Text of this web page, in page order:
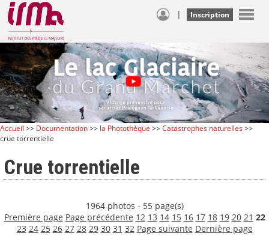
| Inscription
Accueil >> Documentation>> la Photothèque >>Catastrophes naturelles>>
crue torrentielle
Crue torrentielle
1964 photos - 55 page(s)
Première page Page précédente 12 13 14 15 16 17 18 19 20 21 22
23 24 25 26 27 28 29 30 31 32 Page suivante Dernière page